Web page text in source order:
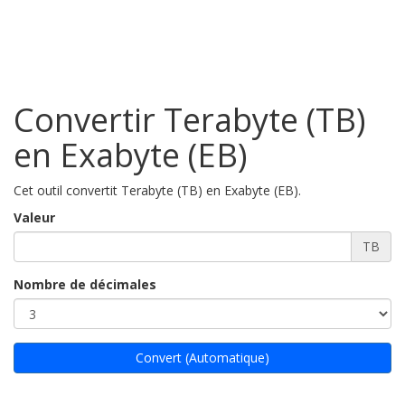
Convertir Terabyte (TB)
en Exabyte (EB)
Cet outil convertit Terabyte (TB) en Exabyte (EB).
Valeur
TB
Nombre de décimales
Convert (Automatique)